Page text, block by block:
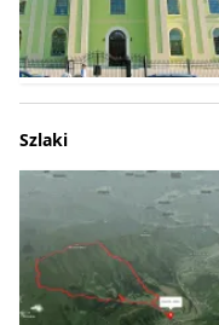
Szlaki